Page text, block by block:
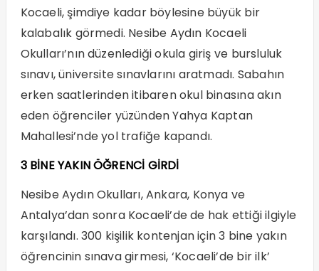
Kocaeli, şimdiye kadar böylesine büyük bir
kalabalık görmedi. Nesibe Aydın Kocaeli
Okulları’nın düzenlediği okula giriş ve bursluluk
sınavı, üniversite sınavlarını aratmadı. Sabahın
erken saatlerinden itibaren okul binasına akın
eden öğrenciler yüzünden Yahya Kaptan
Mahallesi’nde yol trafiğe kapandı.
3 BİNE YAKIN ÖĞRENCİ GİRDİ
Nesibe Aydın Okulları, Ankara, Konya ve
Antalya’dan sonra Kocaeli’de de hak ettiği ilgiyle
karşılandı. 300 kişilik kontenjan için 3 bine yakın
öğrencinin sınava girmesi, ‘Kocaeli’de bir ilk’